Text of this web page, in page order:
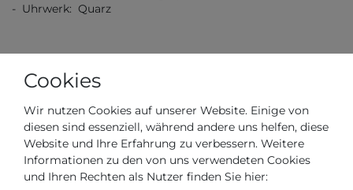
- Uhrwerk: Quarz
ZIFFERNBLATT
- Farbe des Ziffernblatts: Schwarz
ARMBAND
- Farbe des Armbands: Orange
Cookies
Wir nutzen Cookies auf unserer Website. Einige von
diesen sind essenziell, während andere uns helfen, diese
Website und Ihre Erfahrung zu verbessern. Weitere
Informationen zu den von uns verwendeten Cookies
und Ihren Rechten als Nutzer finden Sie hier: